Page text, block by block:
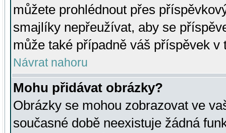
můžete prohlédnout přes
smajlíky nepřeužívat, aby se
může také případně váš příspěvek v
Návrat nahoru
Mohu přidávat obrázky?
Obrázky se mohou zobrazovat ve
současné době neexistuje žádná